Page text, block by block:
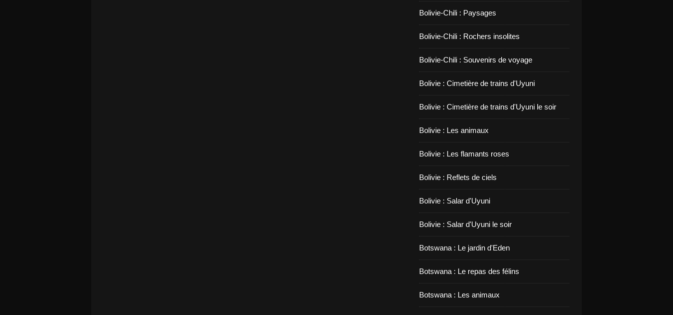
Bolivie-Chili : Paysages
Bolivie-Chili : Rochers insolites
Bolivie-Chili : Souvenirs de voyage
Bolivie : Cimetière de trains d'Uyuni
Bolivie : Cimetière de trains d'Uyuni le soir
Bolivie : Les animaux
Bolivie : Les flamants roses
Bolivie : Reflets de ciels
Bolivie : Salar d'Uyuni
Bolivie : Salar d'Uyuni le soir
Botswana : Le jardin d'Eden
Botswana : Le repas des félins
Botswana : Les animaux